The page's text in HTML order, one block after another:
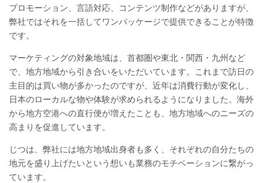
プロモーション、言語対応、コンテンツ制作などがありますが、
弊社ではそれを一括してワンパッケージで提供できることが特徴
です。
マーケティングの対象地域は、首都圏や東北・関西・九州など
で、地方地域から引き合いをいただいています。これまで訪日の
主目的は買い物が多かったのですが、近年は消費行動が変化し、
日本のローカルな物や体験が求められるようになりました。海外
から地方空港への直行便が増えたことも、地方地域へのニーズの
高まりを促進しています。
じつは、弊社には地方地域出身者も多く、それぞれの自分たちの
地元を盛り上げたいという想いも業務のモチベーションに繋がっ
ています。